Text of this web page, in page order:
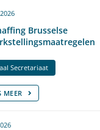
Brusselse
Secretariaat
MEER